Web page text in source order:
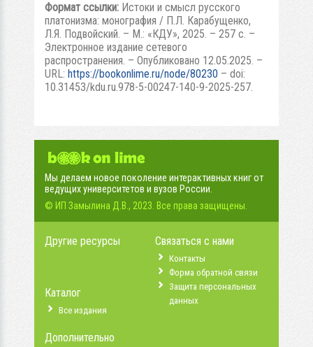
Формат ссылки: Истоки и смысл русского
платонизма: монография / П.Л. Карабущенко,
Л.Я. Подвойский. – М.: «КДУ», 2025. – 257 с. –
Электронное издание сетевого
распространения. – Опубликовано 12.05.2025. –
URL: https://bookonlime.ru/node/80230 – doi:
10.31453/kdu.ru.978-5-00247-140-9-2025-257.
Мы делаем новое поколение интерактивных книг от
ведущих университетов и вузов России.
© ИП Замылина Д.В., 2023. Все права защищены.
Другие ресурсы
Каталог
Все издания
Дополнительно
Связаться с нами
Контакты
Форма обратной связи
Защита персональных
данных